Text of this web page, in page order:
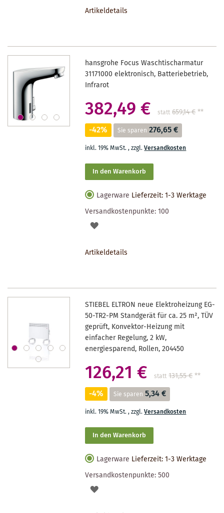
Artikeldetails
hansgrohe Focus Waschtischarmatur
31171000 elektronisch, Batteriebetrieb,
Infrarot
382,49 € statt 659,14 €**
-42% Sie sparen 276,65 €
inkl. 19% MwSt.,zzgl.Versandkosten
In den Warenkorb
Lagerware Lieferzeit: 1-3 Werktage
Versandkostenpunkte:100
AUF
Artikeldetails
STIEBEL ELTRON neue Elektroheizung EG-
50-TR2-PM Standgerät für ca. 25 m², TÜV
geprüft, Konvektor-Heizung mit
einfacher Regelung, 2 kW,
energiesparend, Rollen, 204450
126,21 € statt 131,55 €**
-4% Sie sparen 5,34 €
inkl. 19% MwSt.,zzgl.Versandkosten
In den Warenkorb
Lagerware Lieferzeit: 1-3 Werktage
Versandkostenpunkte:500
AUF